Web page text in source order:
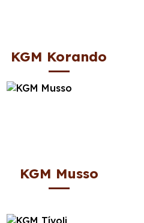
KGM Korando
KGM Musso